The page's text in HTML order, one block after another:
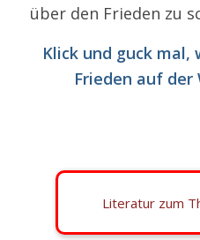
über den Frieden zu
Klick und guck mal,
Frieden auf
Literatur zum